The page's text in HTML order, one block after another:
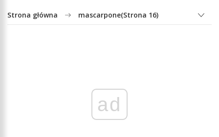
Strona główna mascarpone(Strona 16)
ad